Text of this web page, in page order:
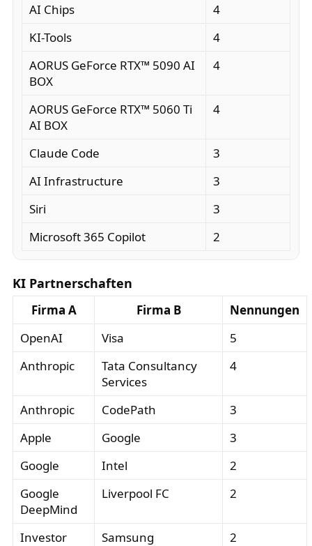
AI Chips
4
KI-Tools
4
AORUS GeForce RTX™ 5090 AI
BOX
4
AORUS GeForce RTX™ 5060 Ti
AI BOX
4
Claude Code
3
AI Infrastructure
3
Siri
3
Microsoft 365 Copilot
2
KI Partnerschaften
Firma A Firma B
Nennungen
OpenAI
Visa
5
Anthropic
Tata Consultancy
Services
4
Anthropic CodePath
3
Apple
Google
3
Google
Intel
2
Google
DeepMind
Liverpool FC 2
Investor Samsung
2